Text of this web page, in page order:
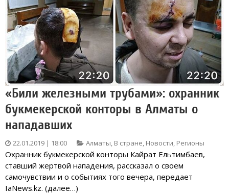
«Били железными трубами»: охранник
букмекерской конторы в Алматы о
нападавших
22.01.2019 | 18:00 Алматы, В стране, Новости, Регионы
Охранник букмекерской конторы Кайрат Ельтимбаев,
ставший жертвой нападения, рассказал о своем
самочувствии и о событиях того вечера, передает
IaNews.kz. (далее…)